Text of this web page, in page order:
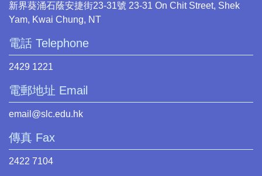
新界葵涌石蔭安捷街23-31號 23-31 On Chit Street, Shek
Yam, Kwai Chung, NT
電話 Telephone
2429 1221
電郵地址 Email
email@slc.edu.hk
傳真 Fax
2422 7104